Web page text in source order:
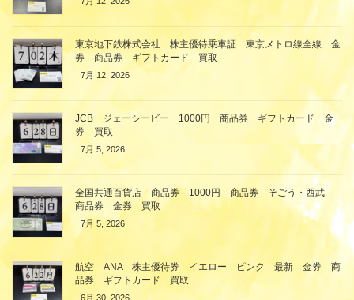
東京地下鉄株式会社 株主優待乗車証 東京メトロ線全線 金
券 商品券 ギフトカード 買取
7月 12, 2026
JCB ジェーシービー 1000円 商品券 ギフトカード 金
券 買取
7月 5, 2026
全国共通百貨店 商品券 1000円 商品券 そごう・西武
商品券 金券 買取
7月 5, 2026
航空 ANA 株主優待券 イエロー ピンク 最新 金券 商
品券 ギフトカード 買取
6月 30, 2026